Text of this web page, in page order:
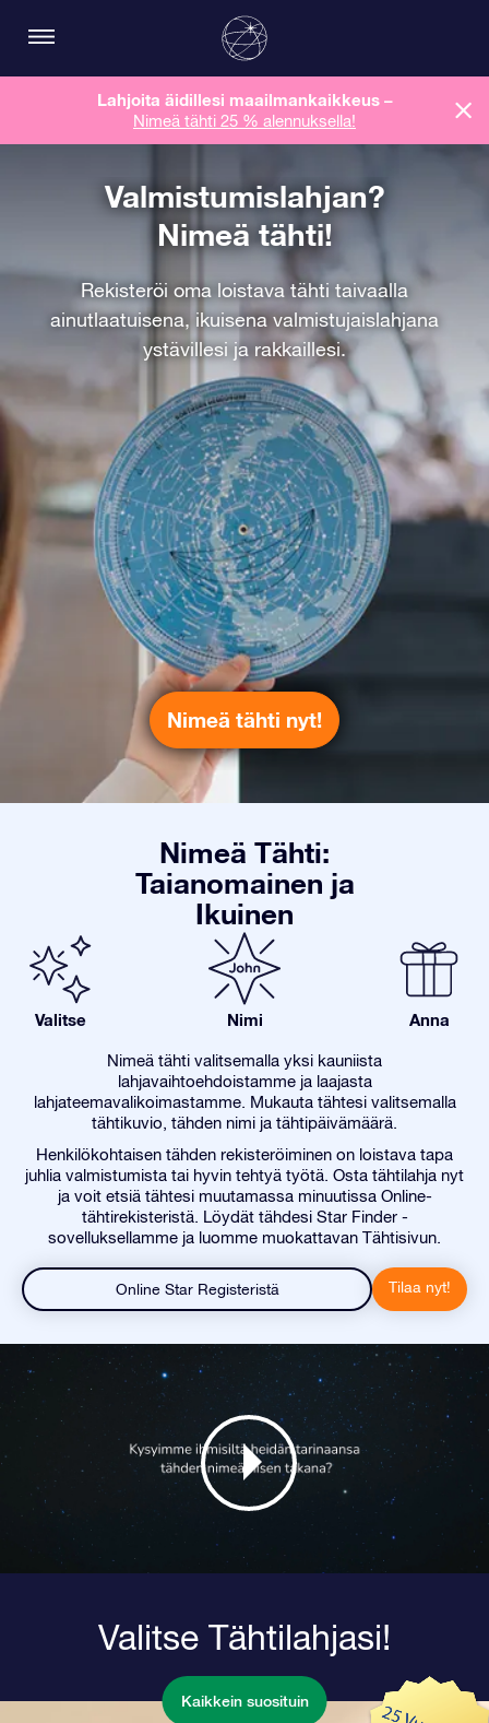
Lahjoita äidillesi maailmankaikkeus –
Nimeä tähti 25 % alennuksella!
Valmistumislahjan?
Nimeä tähti!
Rekisteröi oma loistava tähti taivaalla
ainutlaatuisena, ikuisena valmistujaislahjana
ystävillesi ja rakkaillesi.
Nimeä tähti nyt!
Nimeä Tähti:
Taianomainen ja
Ikuinen
Valitse Nimi Anna
Nimeä tähti valitsemalla yksi kauniista
lahjavaihtoehdoistamme ja laajasta
lahjateemavalikoimastamme. Mukauta tähtesi valitsemalla
tähtikuvio, tähden nimi ja tähtipäivämäärä.
Henkilökohtaisen tähden rekisteröiminen on loistava tapa
juhlia valmistumista tai hyvin tehtyä työtä. Osta tähtilahja nyt
ja voit etsiä tähtesi muutamassa minuutissa Online-
tähtirekisteristä. Löydät tähdesi Star Finder -
sovelluksellamme ja luomme muokattavan Tähtisivun.
Online Star Registeristä Tilaa nyt!
Valitse Tähtilahjasi!
Kaikkein suosituin